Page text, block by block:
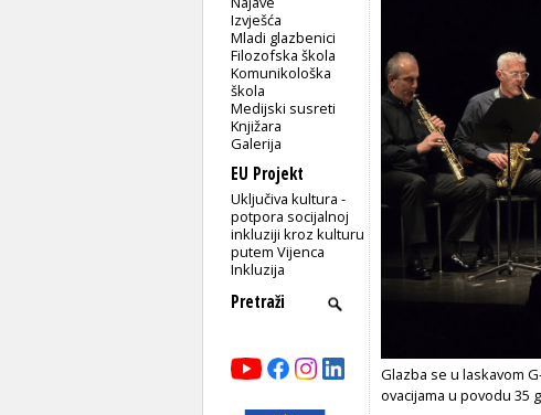
Izvješća
Mladi glazbenici
Filozofska škola
Komunikološka
škola
Medijski susreti
Knjižara
Galerija
EU Projekt
Uključiva kultura -
potpora socijalnoj
inkluziji kroz kulturu
putem Vijenca
Inkluzija
Glazba se u laskavom
ovacijama u povodu 35